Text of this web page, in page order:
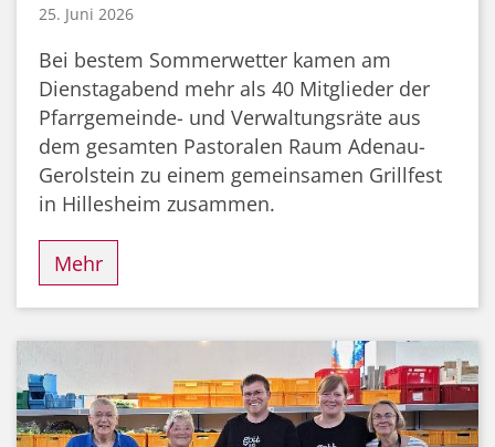
25. Juni 2026
Bei bestem Sommerwetter kamen am
Dienstagabend mehr als 40 Mitglieder der
Pfarrgemeinde- und Verwaltungsräte aus
dem gesamten Pastoralen Raum Adenau-
Gerolstein zu einem gemeinsamen Grillfest
in Hillesheim zusammen.
Mehr